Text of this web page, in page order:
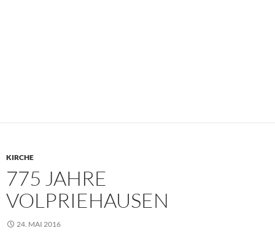
KIRCHE
775 JAHRE
VOLPRIEHAUSEN
24. MAI 2016